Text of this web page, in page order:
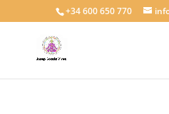
+34 600 650 770